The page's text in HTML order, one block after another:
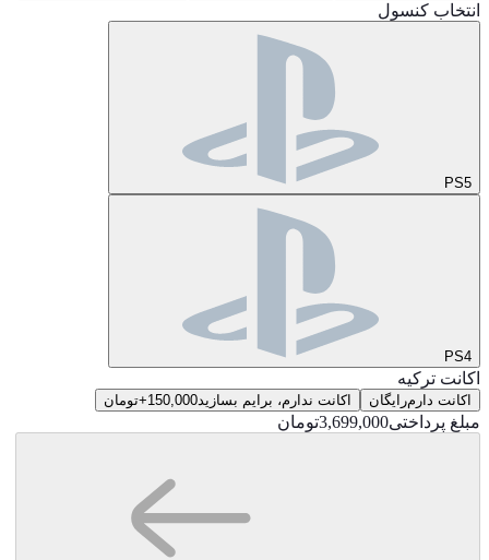
انتخاب کنسول
PS5
PS4
اکانت ترکیه
اکانت دارمرایگان اکانت ندارم، برایم بسازید +150,000 تومان
مبلغ پرداختی3,699,000تومان